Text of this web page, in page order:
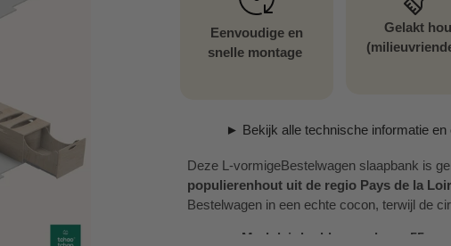
Eenvoudige en
snelle montage
Gelakt
► Bekijk alle technische informatie
Deze L-vormigeBestelwagen slaapbank is
populierenhout uit de regio Pays de la
Bestelwagen in een echte cocon, terwijl de
Modulair beddengoed 55 cm